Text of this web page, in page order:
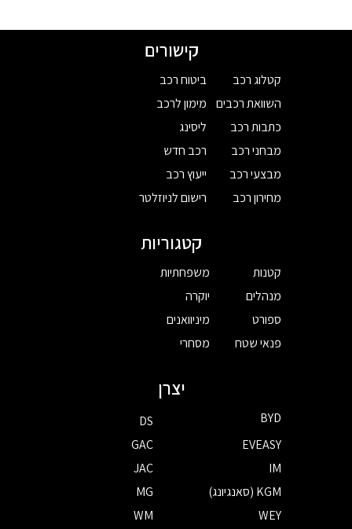
קישורים
קטלוג רכב
השוואת רכבים
כתבות רכב
מבחני רכב
מבצעי רכב
מחירון רכב
ביטוח רכב
מימון לרכב
ליסינג
רכב חדש
ייעוץ רכב
רישום לניוזלטר
קטגוריות
קטנות
מנהלים
ספורט
פנאי שטח
משפחתיות
יוקרה
מיניוואנים
מסחרי
יצרן
BYD
DS
EVEASY
GAC
IM
JAC
KGM (סאנגיונג)
MG
WEY
WM